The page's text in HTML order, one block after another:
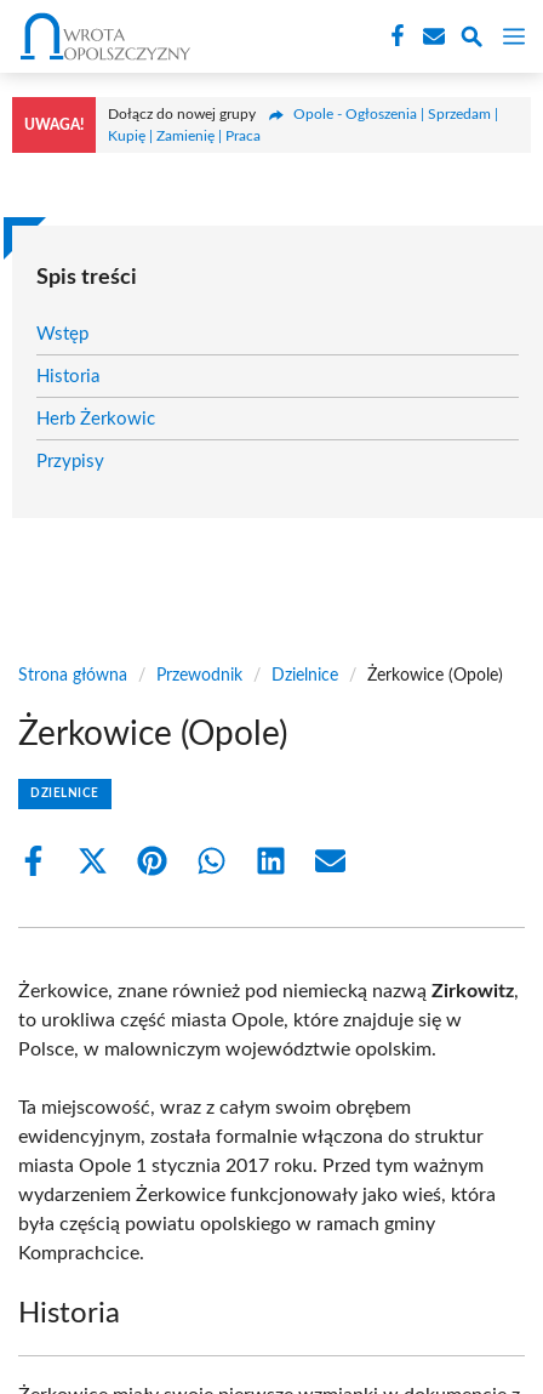
Przejdź
treści
UWAGA!
Dołącz do nowej grupy
Opole - Ogłoszenia | Sprzedam |
Kupię | Zamienię | Praca
Spis treści
Wstęp
Historia
Herb Żerkowic
Przypisy
Strona główna / Przewodnik / Dzielnice / Żerkowice (Opole)
Żerkowice (Opole)
DZIELNICE
Share
Share
(Twitter)
Share Share Share Share
Żerkowice, znane również pod niemiecką nazwą Zirkowitz,
to urokliwa część miasta Opole, które znajduje się w
Polsce, w malowniczym województwie opolskim.
Ta miejscowość, wraz z całym swoim obrębem
ewidencyjnym, została formalnie włączona do struktur
miasta Opole 1 stycznia 2017 roku. Przed tym ważnym
wydarzeniem Żerkowice funkcjonowały jako wieś, która
była częścią powiatu opolskiego w ramach gminy
Komprachcice.
Historia